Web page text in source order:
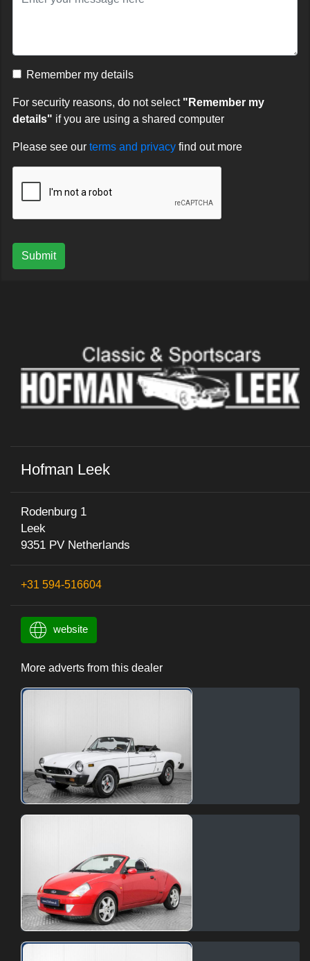
Remember my details
For security reasons, do not select "Remember my
details" if you are using a shared computer
Please see our terms and privacy find out more
Submit
Hofman Leek
Rodenburg 1
Leek
9351 PV Netherlands
+31 594-516604
website
More adverts from this dealer